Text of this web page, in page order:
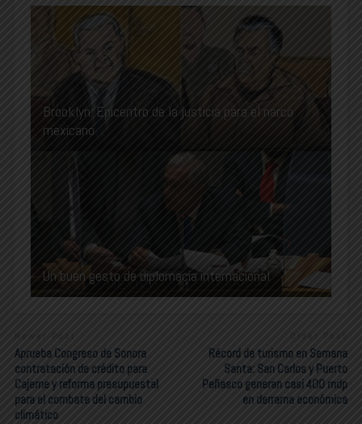
Brooklyn: Epicentro de la justicia para el narco
mexicano
Un buen gesto de diplomacia internacional
Newer Post
Aprueba Congreso de Sonora
contratación de crédito para
Cajeme y reforma presupuestal
para el combate del cambio
climático
Older Post
Récord de turismo en Semana
Santa: San Carlos y Puerto
Peñasco generan casi 400 mdp
en derrama económica